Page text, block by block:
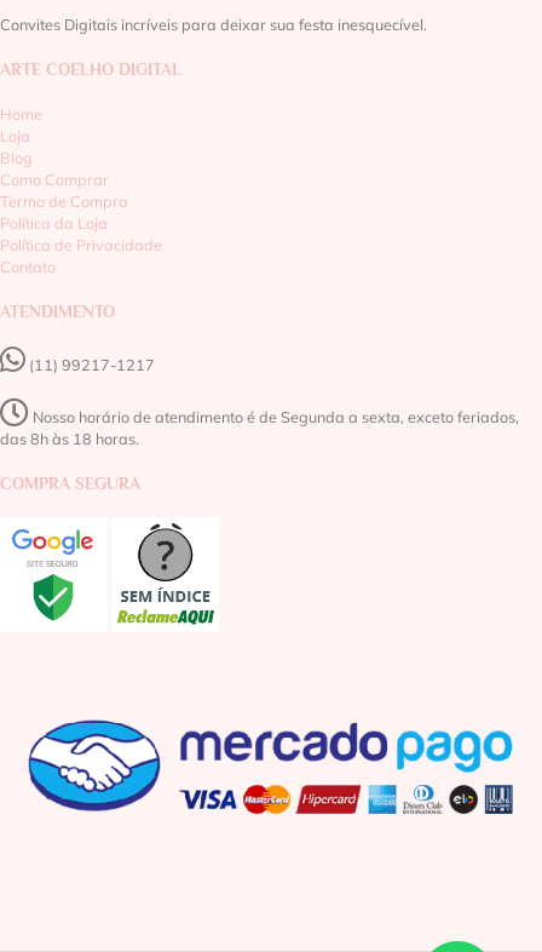
Convites Digitais incríveis para deixar sua festa inesquecível.
ARTE COELHO DIGITAL
Home
Loja
Blog
Como Comprar
Termo de Compra
Política da Loja
Política de Privacidade
Contato
ATENDIMENTO
(11) 99217-1217‬
Nosso horário de atendimento é de Segunda a sexta, exceto feriados,
das 8h às 18 horas.
COMPRA SEGURA